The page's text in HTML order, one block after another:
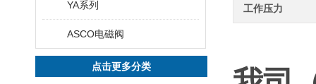
YA系列
ASCO电磁阀
点击更多分类
工作压力